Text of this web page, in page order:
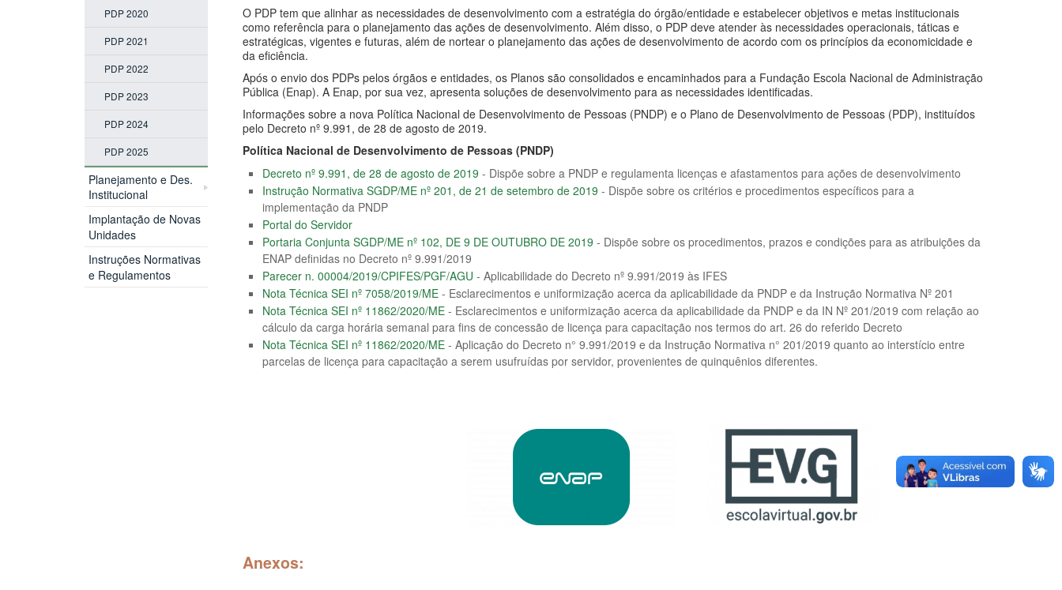
PDP 2020
PDP 2021
PDP 2022
PDP 2023
PDP 2024
PDP 2025
Planejamento e Des.
Institucional
Implantação de Novas
Unidades
Instruções Normativas
e Regulamentos
O PDP tem que alinhar as necessidades de desenvolvimento com a estratégia do órgão/entidade e estabelecer objetivos e metas institucionais
como referência para o planejamento das ações de desenvolvimento. Além disso, o PDP deve atender às necessidades operacionais, táticas e
estratégicas, vigentes e futuras, além de nortear o planejamento das ações de desenvolvimento de acordo com os princípios da economicidade e
da eficiência.
Após o envio dos PDPs pelos órgãos e entidades, os Planos são consolidados e encaminhados para a Fundação Escola Nacional de Administração
Pública (Enap). A Enap, por sua vez, apresenta soluções de desenvolvimento para as necessidades identificadas.
Informações sobre a nova Política Nacional de Desenvolvimento de Pessoas (PNDP) e o Plano de Desenvolvimento de Pessoas (PDP), instituídos
pelo Decreto nº 9.991, de 28 de agosto de 2019.
Política Nacional de Desenvolvimento de Pessoas (PNDP)
Decreto nº 9.991, de 28 de agosto de 2019 - Dispõe sobre a PNDP e regulamenta licenças e afastamentos para ações de desenvolvimento
Instrução Normativa SGDP/ME nº 201, de 21 de setembro de 2019 - Dispõe sobre os critérios e procedimentos específicos para a
implementação da PNDP
Portal do Servidor
Portaria Conjunta SGDP/ME nº 102, DE 9 DE OUTUBRO DE 2019 - Dispõe sobre os procedimentos, prazos e condições para as atribuições da
ENAP definidas no Decreto nº 9.991/2019
Parecer n. 00004/2019/CPIFES/PGF/AGU - Aplicabilidade do Decreto nº 9.991/2019 às IFES
Nota Técnica SEI nº 7058/2019/ME - Esclarecimentos e uniformização acerca da aplicabilidade da PNDP e da Instrução Normativa Nº 201
Nota Técnica SEI nº 11862/2020/ME - Esclarecimentos e uniformização acerca da aplicabilidade da PNDP e da IN Nº 201/2019 com relação ao
cálculo da carga horária semanal para fins de concessão de licença para capacitação nos termos do art. 26 do referido Decreto
Nota Técnica SEI nº 11862/2020/ME - Aplicação do Decreto n° 9.991/2019 e da Instrução Normativa n° 201/2019 quanto ao interstício entre
parcelas de licença para capacitação a serem usufruídas por servidor, provenientes de quinquênios diferentes.
Anexos: